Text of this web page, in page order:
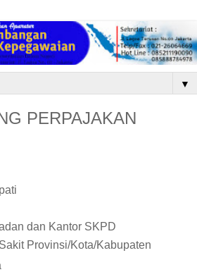
▼
PERPAJAKAN
dan Kantor SKPD
Provinsi/Kota/Kabupaten